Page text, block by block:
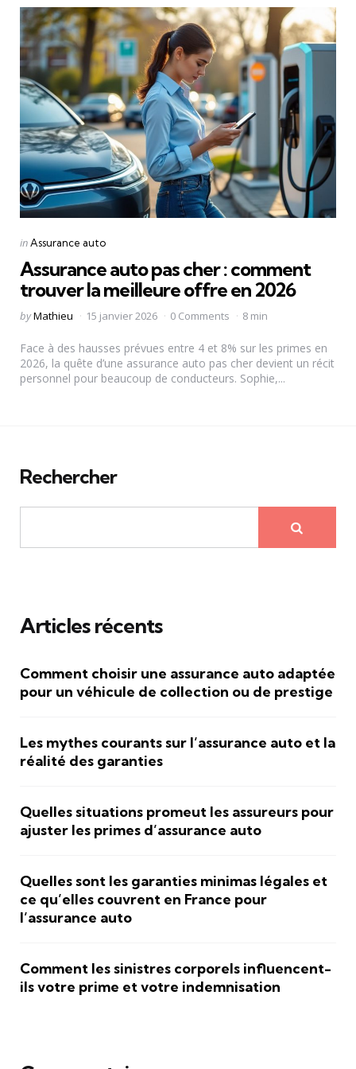
Categories
Posted
inAssurance auto
Assurance auto pas cher : comment
trouver la meilleure offre en 2026
Posted
byMathieu 15 janvier 2026 0 Comments 8 min
Face à des hausses prévues entre 4 et 8% sur les primes en
2026, la quête d’une assurance auto pas cher devient un récit
personnel pour beaucoup de conducteurs. Sophie,...
Rechercher
Articles récents
Comment choisir une assurance auto adaptée
pour un véhicule de collection ou de prestige
Les mythes courants sur l’assurance auto et la
réalité des garanties
Quelles situations promeut les assureurs pour
ajuster les primes d’assurance auto
Quelles sont les garanties minimas légales et
ce qu’elles couvrent en France pour
l’assurance auto
Comment les sinistres corporels influencent-
ils votre prime et votre indemnisation